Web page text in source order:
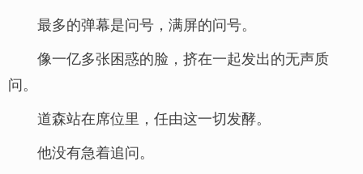
最多的弹幕是问号，满屏的问号。
像一亿多张困惑的脸，挤在一起发出的无声质
问。
道森站在席位里，任由这一切发酵。
他没有急着追问。